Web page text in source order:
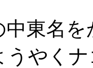
中東名
うやく